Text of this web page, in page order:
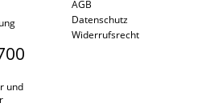
und
AGB
Datenschutz
Widerrufsrecht